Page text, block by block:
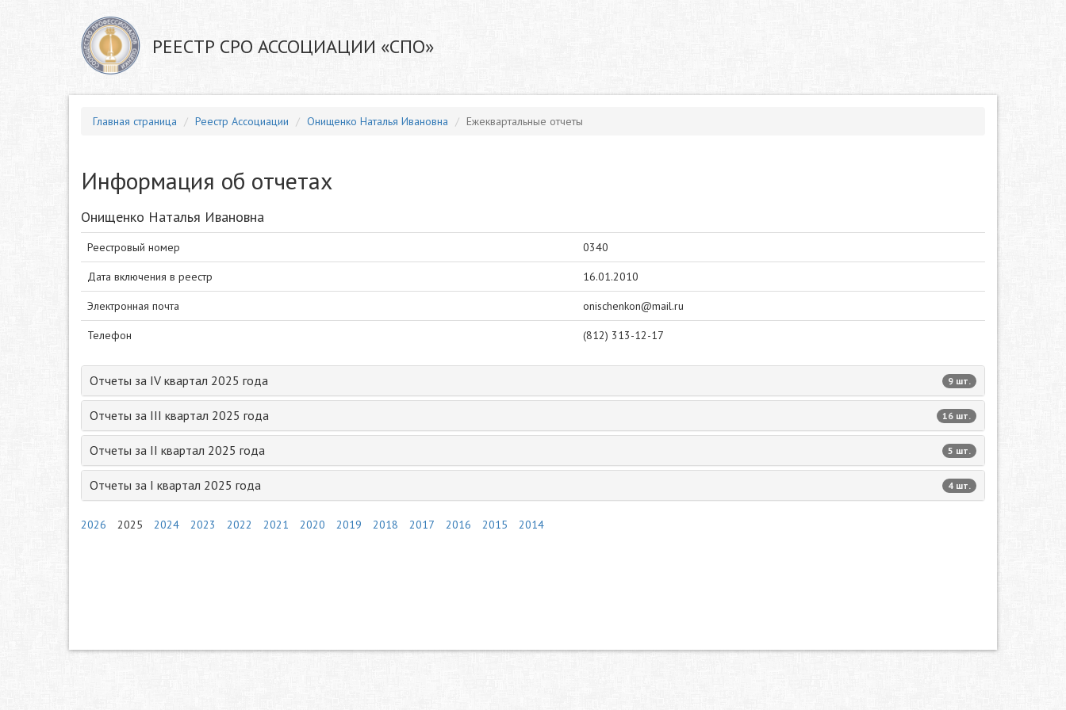
РЕЕСТР СРО АССОЦИАЦИИ «СПО»
Главная страница Реестр Ассоциации Онищенко Наталья Ивановна Ежеквартальные отчеты
Информация об отчетах
Онищенко Наталья Ивановна
Реестровый номер 0340
Дата включения в реестр 16.01.2010
Электронная почта onischenkon@mail.ru
Телефон (812) 313-12-17
Отчеты за IV квартал 2025 года 9 шт.
Отчеты за III квартал 2025 года 16 шт.
Отчеты за II квартал 2025 года 5 шт.
Отчеты за I квартал 2025 года 4 шт.
2026 2025 2024 2023 2022 2021 2020 2019 2018 2017 2016 2015 2014